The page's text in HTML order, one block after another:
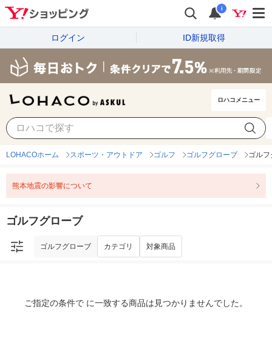
i
ログイン ID新規取得
ロハコメニュー
ゴルフグローブ
LOHACOホーム スポーツ・アウトドア ゴルフ ゴルフグローブ ゴル
熊本地震の影響について
ゴルフグローブ
ゴルフグローブ カテゴリ 対象商品
ご指定の条件で に一致する商品は見つかりませんでした。